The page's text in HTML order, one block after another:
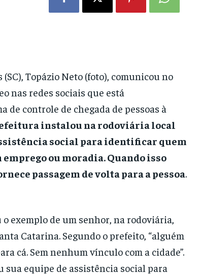
Topázio Neto (foto), comunicou no
nas redes sociais que está
de controle de chegada de pessoas à
instalou na rodoviária local
social para identificar quem
ou moradia. Quando isso
passagem de volta para a pessoa.
exemplo de um senhor, na rodoviária,
Catarina. Segundo o prefeito, “alguém
cá. Sem nenhum vínculo com a cidade”.
sua equipe de assistência social para